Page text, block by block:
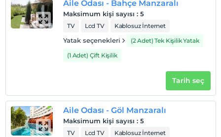
Tesis lokasyon bilgileri
Serik Belek'te konumlanmaktadır. Belek 2 km, Kadriye 7
km, Antalya Havaalanı 35 km, Antalya Şehir Merkezi 45
km mesafededir.
Denize sıfır konumdadır. 250 m uzunluğunda, 55 m
Haritada Göster
Aile Odası - Bahçe Manzaralı
Maksimum kişi sayısı : 5
TV Lcd TV Kablosuz İnternet
Yatak seçenekleri
(2 Adet) Tek Kişilik Yatak
(1 Adet) Çift Kişilik
Tarih seç
Aile Odası - Göl Manzaralı
Maksimum kişi sayısı : 5
TV Lcd TV Kablosuz İnternet